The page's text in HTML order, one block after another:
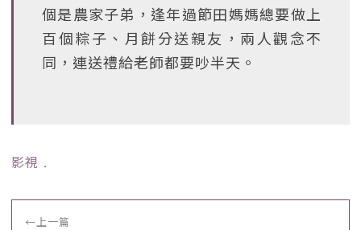
個是農家子弟，逢年過節田媽媽總要做上
百個粽子、月餅分送親友，兩人觀念不
同，連送禮給老師都要吵半天。
影視 ﹒
←上一篇